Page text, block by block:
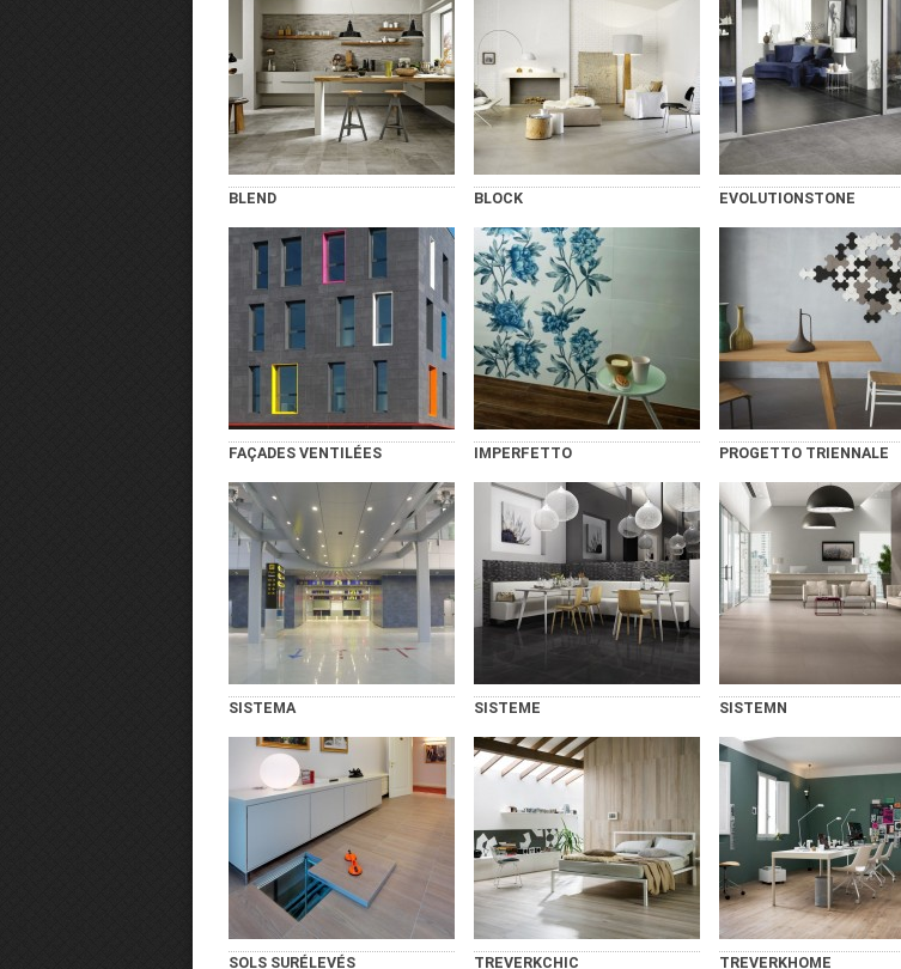
BLEND BLOCK EVOLUTIONSTONE
FAÇADES VENTILÉES IMPERFETTO PROGETTO TRIENNALE
SISTEMA SISTEME SISTEMN
SOLS SURÉLEVÉS TREVERKCHIC TREVERKHOME